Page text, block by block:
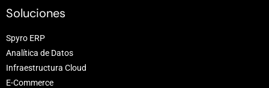
Soluciones
Spyro ERP
Analítica de Datos
Infraestructura Cloud
E-Commerce